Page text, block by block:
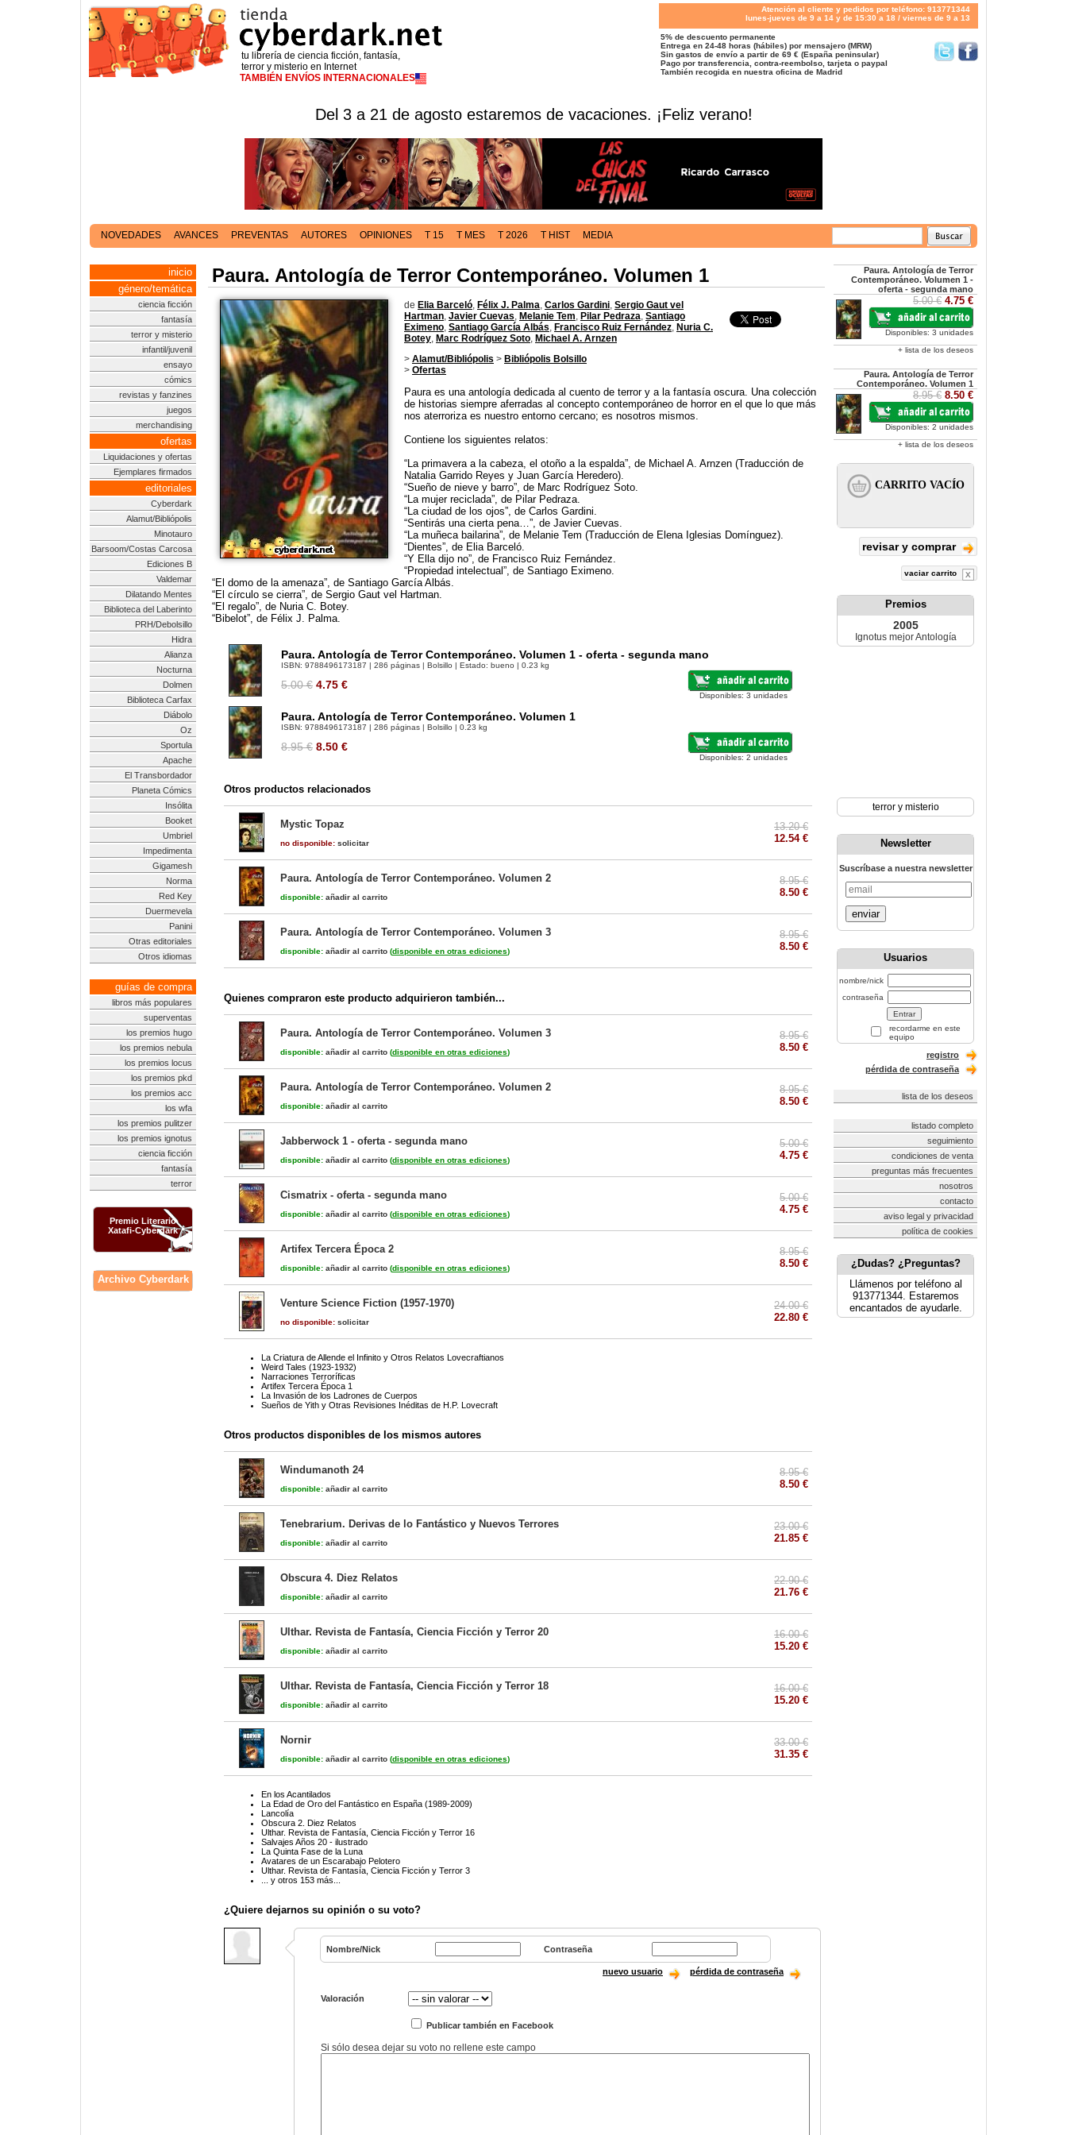
tu librería de ciencia ficción, fantasía,
terror y misterio en Internet
TAMBIÉN ENVÍOS INTERNACIONALES
Atención al cliente y pedidos por teléfono: 913771344
lunes-jueves de 9 a 14 y de 15:30 a 18 / viernes de 9 a 13
5% de descuento permanente
Entrega en 24-48 horas (hábiles) por mensajero (MRW)
Sin gastos de envío a partir de 69 € (España peninsular)
Pago por transferencia, contra-reembolso, tarjeta o paypal
También recogida en nuestra oficina de Madrid
Del 3 a 21 de agosto estaremos de vacaciones. ¡Feliz verano!
NOVEDADES AVANCES PREVENTAS AUTORES OPINIONES T 15 T MES T 2026 T HIST MEDIA
inicio
género/temática
ciencia ficción
fantasía
terror y misterio
infantil/juvenil
ensayo
cómics
revistas y fanzines
juegos
merchandising
ofertas
Liquidaciones y ofertas
Ejemplares firmados
editoriales
Cyberdark
Alamut/Bibliópolis
Minotauro
Barsoom/Costas Carcosa
Ediciones B
Valdemar
Dilatando Mentes
Biblioteca del Laberinto
PRH/Debolsillo
Hidra
Alianza
Nocturna
Dolmen
Biblioteca Carfax
Diábolo
Oz
Sportula
Apache
El Transbordador
Planeta Cómics
Insólita
Booket
Umbriel
Impedimenta
Gigamesh
Norma
Red Key
Duermevela
Panini
Otras editoriales
Otros idiomas
guías de compra
libros más populares
superventas
los premios hugo
los premios nebula
los premios locus
los premios pkd
los premios acc
los wfa
los premios pulitzer
los premios ignotus
ciencia ficción
fantasía
terror
Premio Literario
Xatafi-Cyberdark
Archivo Cyberdark
Paura. Antología de Terror Contemporáneo. Volumen 1
de Elia Barceló, Félix J. Palma, Carlos Gardini, Sergio Gaut vel
Hartman, Javier Cuevas, Melanie Tem, Pilar Pedraza, Santiago
Eximeno, Santiago García Albás, Francisco Ruiz Fernández, Nuria C.
Botey, Marc Rodríguez Soto, Michael A. Arnzen
> Alamut/Bibliópolis > Bibliópolis Bolsillo
> Ofertas
Paura es una antología dedicada al cuento de terror y a la fantasía oscura. Una colección
de historias siempre aferradas al concepto contemporáneo de horror en el que lo que más
nos aterroriza es nuestro entorno cercano; es nosotros mismos.
Contiene los siguientes relatos:
“La primavera a la cabeza, el otoño a la espalda”, de Michael A. Arnzen (Traducción de
Natalia Garrido Reyes y Juan García Heredero).
“Sueño de nieve y barro”, de Marc Rodríguez Soto.
“La mujer reciclada”, de Pilar Pedraza.
“La ciudad de los ojos”, de Carlos Gardini.
“Sentirás una cierta pena…”, de Javier Cuevas.
“La muñeca bailarina”, de Melanie Tem (Traducción de Elena Iglesias Domínguez).
“Dientes”, de Elia Barceló.
“Y Ella dijo no”, de Francisco Ruiz Fernández.
“Propiedad intelectual”, de Santiago Eximeno.
“El domo de la amenaza”, de Santiago García Albás.
“El círculo se cierra”, de Sergio Gaut vel Hartman.
“El regalo”, de Nuria C. Botey.
“Bibelot”, de Félix J. Palma.
Paura. Antología de Terror Contemporáneo. Volumen 1 - oferta - segunda mano
ISBN: 9788496173187 | 286 páginas | Bolsillo | Estado: bueno | 0.23 kg
5.00 € 4.75 €
Disponibles: 3 unidades
Paura. Antología de Terror Contemporáneo. Volumen 1
ISBN: 9788496173187 | 286 páginas | Bolsillo | 0.23 kg
8.95 € 8.50 €
Disponibles: 2 unidades
Otros productos relacionados
Mystic Topaz
no disponible: solicitar
13.20 €
12.54 €
Paura. Antología de Terror Contemporáneo. Volumen 2
disponible: añadir al carrito
8.95 €
8.50 €
Paura. Antología de Terror Contemporáneo. Volumen 3
disponible: añadir al carrito (disponible en otras ediciones)
8.95 €
8.50 €
Quienes compraron este producto adquirieron también...
Paura. Antología de Terror Contemporáneo. Volumen 3
disponible: añadir al carrito (disponible en otras ediciones)
8.95 €
8.50 €
Paura. Antología de Terror Contemporáneo. Volumen 2
disponible: añadir al carrito
8.95 €
8.50 €
Jabberwock 1 - oferta - segunda mano
disponible: añadir al carrito (disponible en otras ediciones)
5.00 €
4.75 €
Cismatrix - oferta - segunda mano
disponible: añadir al carrito (disponible en otras ediciones)
5.00 €
4.75 €
Artifex Tercera Época 2
disponible: añadir al carrito (disponible en otras ediciones)
8.95 €
8.50 €
Venture Science Fiction (1957-1970)
no disponible: solicitar
24.00 €
22.80 €
La Criatura de Allende el Infinito y Otros Relatos Lovecraftianos
Weird Tales (1923-1932)
Narraciones Terroríficas
Artifex Tercera Época 1
La Invasión de los Ladrones de Cuerpos
Sueños de Yith y Otras Revisiones Inéditas de H.P. Lovecraft
Otros productos disponibles de los mismos autores
Windumanoth 24
disponible: añadir al carrito
8.95 €
8.50 €
Tenebrarium. Derivas de lo Fantástico y Nuevos Terrores
disponible: añadir al carrito
23.00 €
21.85 €
Obscura 4. Diez Relatos
disponible: añadir al carrito
22.90 €
21.76 €
Ulthar. Revista de Fantasía, Ciencia Ficción y Terror 20
disponible: añadir al carrito
16.00 €
15.20 €
Ulthar. Revista de Fantasía, Ciencia Ficción y Terror 18
disponible: añadir al carrito
16.00 €
15.20 €
Nornir
disponible: añadir al carrito (disponible en otras ediciones)
33.00 €
31.35 €
En los Acantilados
La Edad de Oro del Fantástico en España (1989-2009)
Lancolía
Obscura 2. Diez Relatos
Ulthar. Revista de Fantasía, Ciencia Ficción y Terror 16
Salvajes Años 20 - ilustrado
La Quinta Fase de la Luna
Avatares de un Escarabajo Pelotero
Ulthar. Revista de Fantasía, Ciencia Ficción y Terror 3
... y otros 153 más...
¿Quiere dejarnos su opinión o su voto?
Nombre/Nick Contraseña
nuevo usuario pérdida de contraseña
Valoración
Publicar también en Facebook
Si sólo desea dejar su voto no rellene este campo
Paura. Antología de Terror
Contemporáneo. Volumen 1 -
oferta - segunda mano
5.00 € 4.75 €
Disponibles: 3 unidades
+ lista de los deseos
Paura. Antología de Terror
Contemporáneo. Volumen 1
8.95 € 8.50 €
Disponibles: 2 unidades
+ lista de los deseos
revisar y comprar
vaciar carrito
Premios
2005
Ignotus mejor Antología
terror y misterio
Newsletter
Suscríbase a nuestra newsletter
enviar
Usuarios
nombre/nick
contraseña
recordarme en este
equipo
registro
pérdida de contraseña
lista de los deseos
listado completo
seguimiento
condiciones de venta
preguntas más frecuentes
nosotros
contacto
aviso legal y privacidad
política de cookies
¿Dudas? ¿Preguntas?
Llámenos por teléfono al
913771344. Estaremos
encantados de ayudarle.